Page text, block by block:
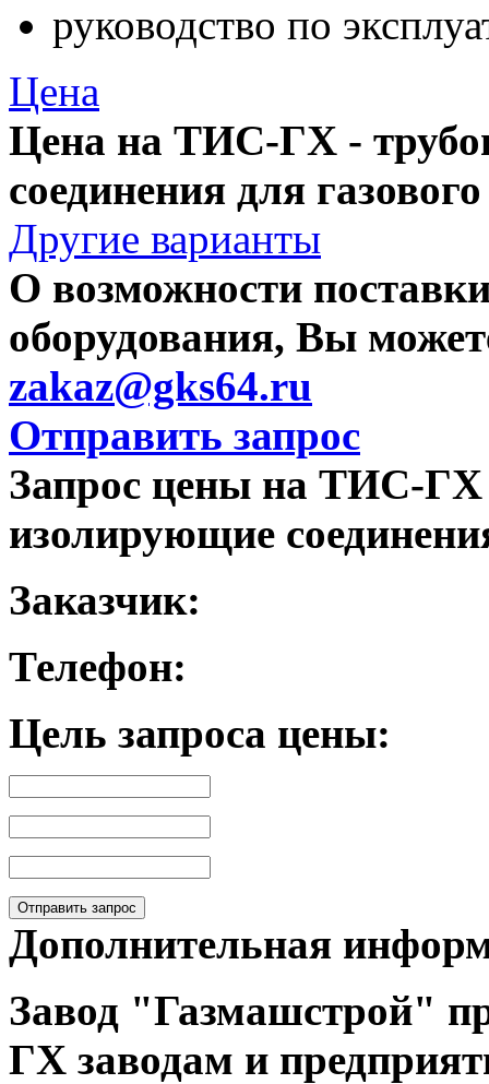
руководство по
Цена
Цена на ТИС-ГХ -
соединения для
Другие варианты
О возможности
оборудования, Вы
zakaz@gks64.ru
Отправить запрос
Запрос цены на ТИС-ГХ
изолирующие
Заказчик:
Телефон:
Цель запроса цены:
Отправить запрос
Дополнительная
Завод "Газмашстрой"
ГХ заводам и